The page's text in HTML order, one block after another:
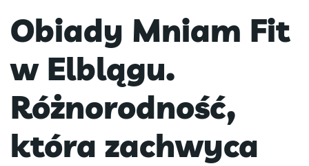
Obiady Mniam Fit
w Elblągu.
Różnorodność,
która zachwyca